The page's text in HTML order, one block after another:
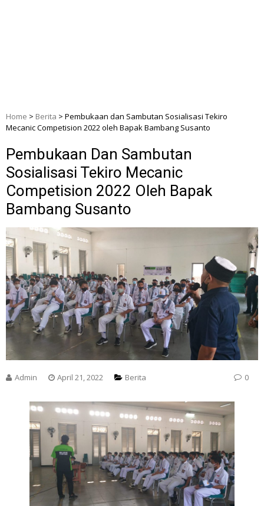
Home > Berita > Pembukaan dan Sambutan Sosialisasi Tekiro
Mecanic Competision 2022 oleh Bapak Bambang Susanto
Pembukaan Dan Sambutan
Sosialisasi Tekiro Mecanic
Competision 2022 Oleh Bapak
Bambang Susanto
Admin April 21, 2022 Berita 0